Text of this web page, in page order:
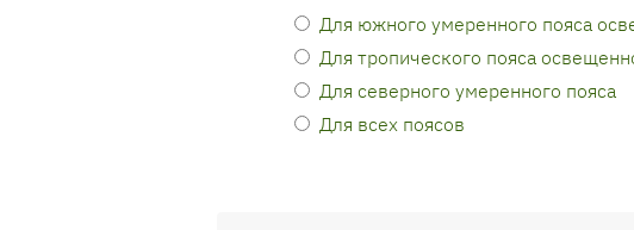
Для южного умеренного пояса
Для тропического пояса
Для северного умеренного пояса
Для всех поясов